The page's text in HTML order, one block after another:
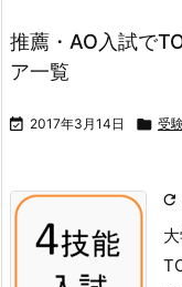
推薦・AO入試で
ア一覧
 2017年3月14日  受
